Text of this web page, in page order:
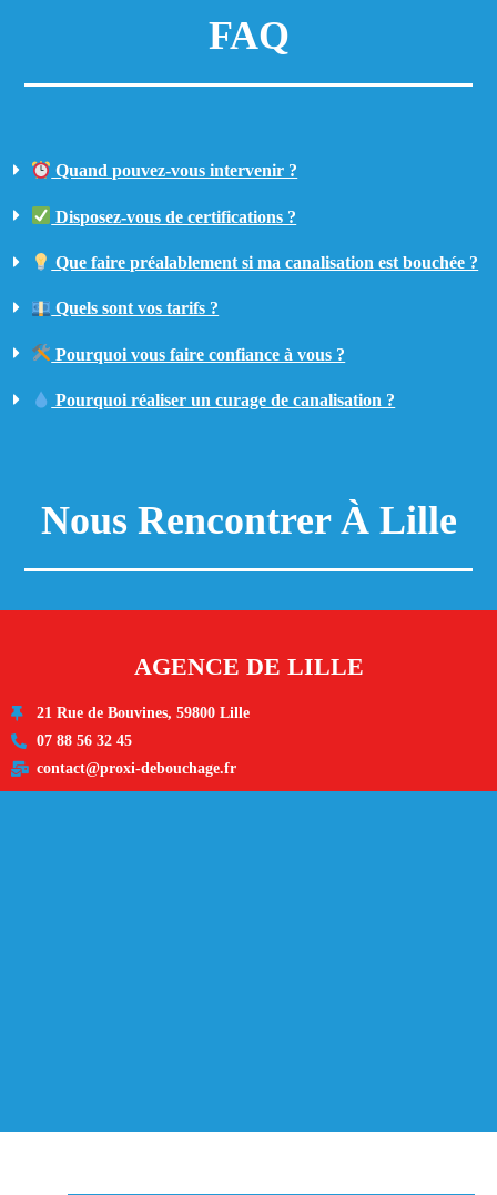
FAQ
Quand pouvez-vous intervenir ?
Disposez-vous de certifications ?
Que faire préalablement si ma canalisation est bouchée ?
Quels sont vos tarifs ?
Pourquoi vous faire confiance à vous ?
Pourquoi réaliser un curage de canalisation ?
Nous Rencontrer À Lille
AGENCE DE LILLE
21 Rue de Bouvines, 59800 Lille
07 88 56 32 45
contact@proxi-debouchage.fr